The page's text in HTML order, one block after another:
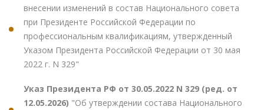
внесении изменений в состав Национального совета
при Президенте Российской Федерации по
профессиональным квалификациям, утвержденный
Указом Президента Российской Федерации от 30 мая
2022 г. N 329"
Указ Президента РФ от 30.05.2022 N 329 (ред. от
12.05.2026) "Об утверждении состава Национального